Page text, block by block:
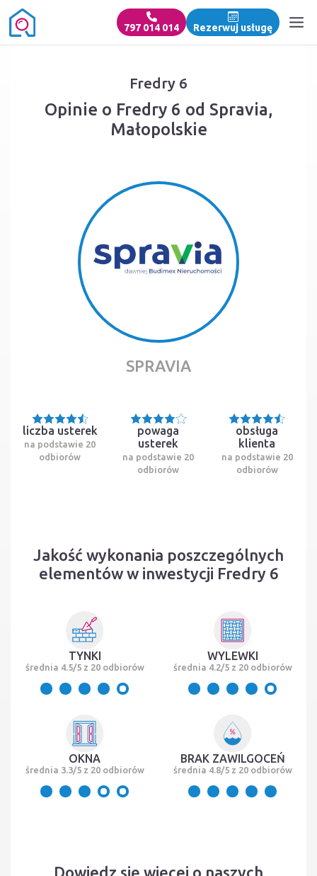
797 014 014 Rezerwuj usługę
Fredry 6
Opinie o Fredry 6 od Spravia,
Małopolskie
SPRAVIA
liczba usterek
na podstawie 20
odbiorów
powaga
usterek
na podstawie 20
odbiorów
obsługa
klienta
na podstawie 20
odbiorów
Jakość wykonania poszczególnych
elementów w inwestycji Fredry 6
TYNKI
średnia 4.5/5 z 20 odbiorów
WYLEWKI
średnia 4.2/5 z 20 odbiorów
OKNA
średnia 3.3/5 z 20 odbiorów
BRAK ZAWILGOCEŃ
średnia 4.8/5 z 20 odbiorów
Dowiedz się więcej o naszych